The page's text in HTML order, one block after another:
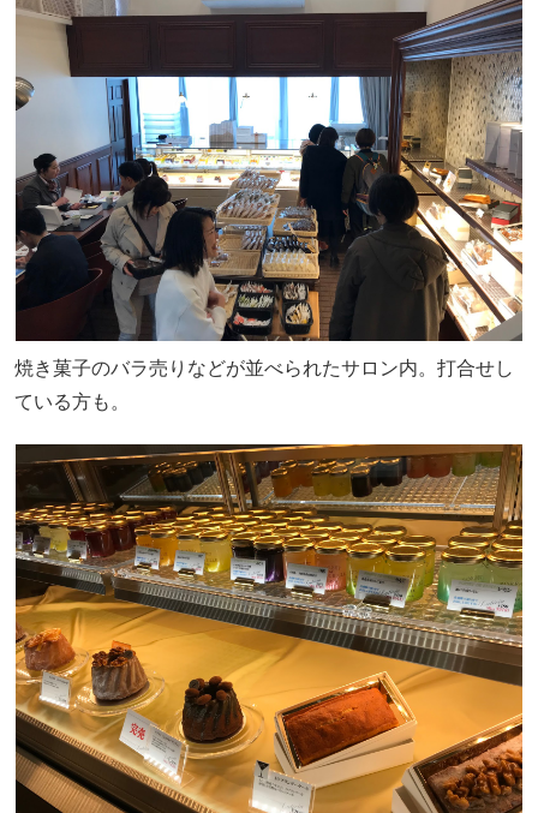
焼き菓子のバラ売りなどが並べられたサロン内。打合せし
ている方も。